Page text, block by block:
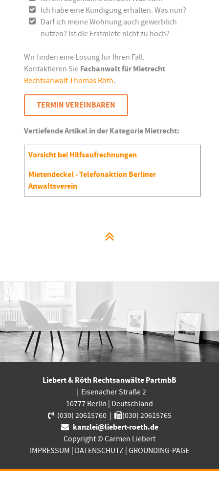
Ich habe eine Kündigung erhalten. Was nun?
Darf ich meine Wohnung auch gewerblich
nutzen? Ist die Erstmiete nicht zu hoch?
Wir finden eine Lösung für Ihren Fall.
Kontaktieren Sie Fachanwalt für Mietrecht
Rechtsanwalt Thomas Röth.
TERMIN VEREINBAREN
Vertiefende Artikel in der Kategorie Mietrecht:
Articles
Titel
Vorsicht bei Hilfsaufrechnungen
Mietendeckel - Telefonaktion Berliner
Anwaltsverein
Liebert & Röth Rechtsanwälte PartmbB
Eisenacher Straße 2
10777 Berlin
Deutschland
(030) 20615760|
(030) 20615765
kanzlei@liebert-roeth.de
Copyright © Carmen Liebert
IMPRESSUM
DATENSCHUTZ GROUNDING-PAGE